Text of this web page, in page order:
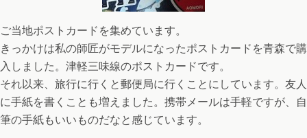
ご当地ポストカードを集めています。
きっかけは私の師匠がモデルになったポストカードを青森で購
入しました。津軽三味線のポストカードです。
それ以来、旅行に行くと郵便局に行くことにしています。友人
に手紙を書くことも増えました。携帯メールは手軽ですが、自
筆の手紙もいいものだなと感じています。